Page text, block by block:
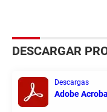
DESCARGAR
Descargas
Adobe